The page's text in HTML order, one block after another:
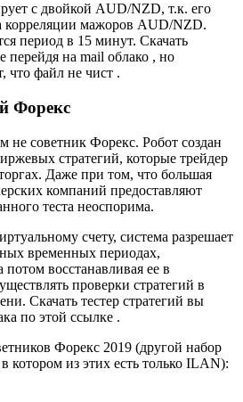
с двойкой AUD/NZD, т.к. его
корреляции мажоров AUD/NZD.
период в 15 минут. Скачать
перейдя на mail облако , но
что файл не чист .
Форекс
советник Форекс. Робот создан
стратегий, которые трейдер
Даже при том, что большая
компаний предоставляют
теста неоспорима.
счету, система разрешает
временных периодах,
восстанавливая ее в
проверки стратегий в
Скачать тестер стратегий вы
по этой ссылке .
Форекс 2019 (другой набор
котором из этих есть только ILAN):